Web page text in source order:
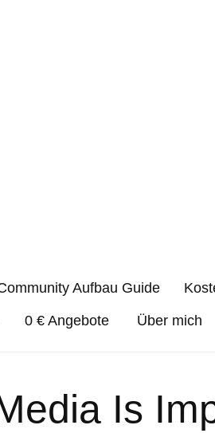
Aufbau Guide
0 € Angebote Über mich
Is